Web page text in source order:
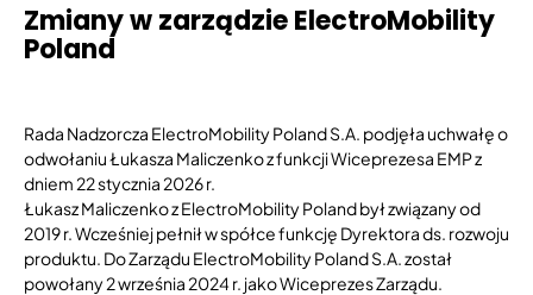
Zmiany w zarządzie ElectroMobility
Poland
Rada Nadzorcza ElectroMobility Poland S.A. podjęła uchwałę o
odwołaniu Łukasza Maliczenko z funkcji Wiceprezesa EMP z
dniem 22 stycznia 2026 r.
Łukasz Maliczenko z ElectroMobility Poland był związany od
2019 r. Wcześniej pełnił w spółce funkcję Dyrektora ds. rozwoju
produktu. Do Zarządu ElectroMobility Poland S.A. został
powołany 2 września 2024 r. jako Wiceprezes Zarządu.